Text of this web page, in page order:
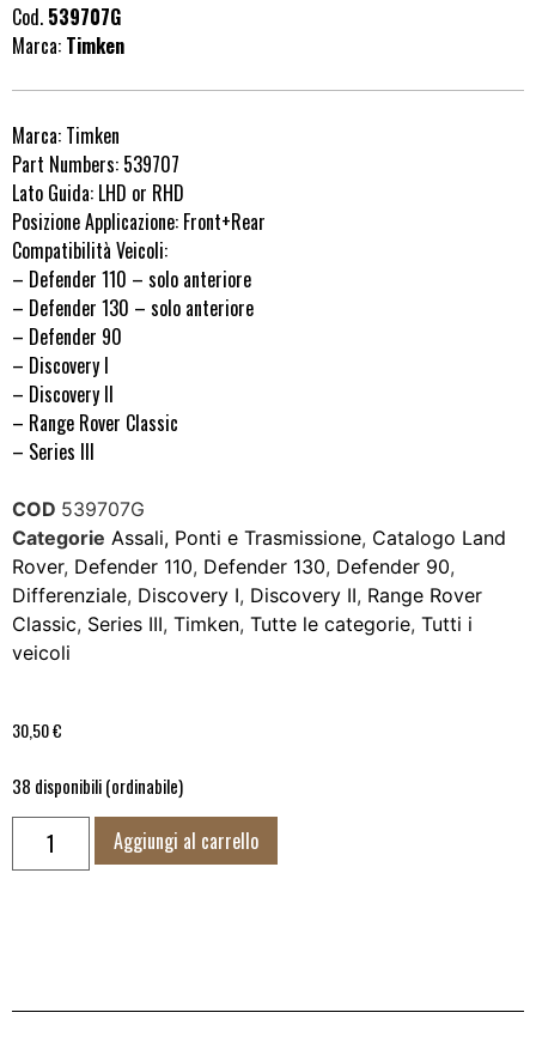
Cod. 539707G
Marca: Timken
Marca: Timken
Part Numbers: 539707
Lato Guida: LHD or RHD
Posizione Applicazione: Front+Rear
Compatibilità Veicoli:
– Defender 110 – solo anteriore
– Defender 130 – solo anteriore
– Defender 90
– Discovery I
– Discovery II
– Range Rover Classic
– Series III
COD 539707G
Categorie Assali, Ponti e Trasmissione, Catalogo Land
Rover, Defender 110, Defender 130, Defender 90,
Differenziale, Discovery I, Discovery II, Range Rover
Classic, Series III, Timken, Tutte le categorie, Tutti i
veicoli
30,50€
38 disponibili (ordinabile)
Aggiungi al carrello